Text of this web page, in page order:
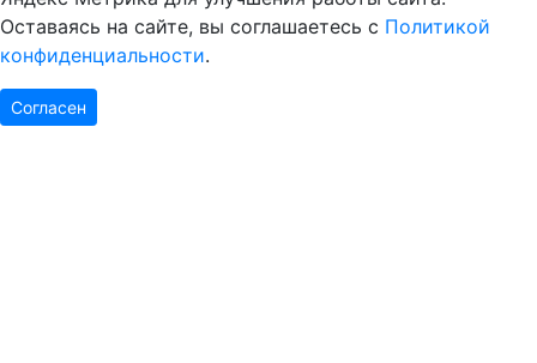
Оставаясь на сайте, вы соглашаетесь с Политикой
конфиденциальности.
Согласен